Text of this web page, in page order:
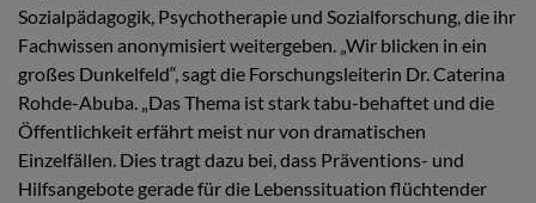
Sozialpädagogik, Psychotherapie und Sozialforschung, die ihr
Fachwissen anonymisiert weitergeben. „Wir blicken in ein
großes Dunkelfeld“, sagt die Forschungsleiterin Dr. Caterina
Rohde-Abuba. „Das Thema ist stark tabu-behaftet und die
Öffentlichkeit erfährt meist nur von dramatischen
Einzelfällen. Dies tragt dazu bei, dass Präventions- und
Hilfsangebote gerade für die Lebenssituation flüchtender